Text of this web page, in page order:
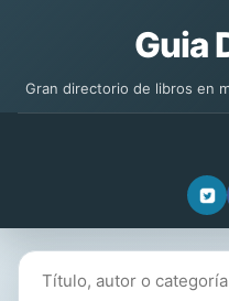
Guia
Gran directorio de libros en